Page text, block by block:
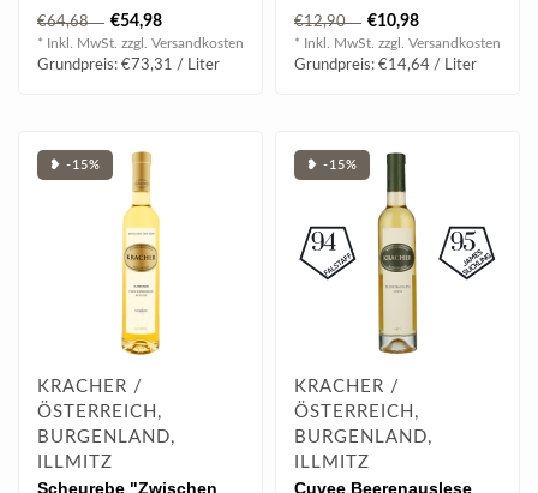
und seidiger Textur.
BEWERTUNG:
€64,68 €54,98
* Inkl. MwSt. zzgl. Versandkosten
Grundpreis: €73,31 / Liter
Früchte, sehr erfrischend,
gut ..
€12,90 €10,98
* Inkl. MwSt. zzgl. Versandkosten
Grundpreis: €14,64 / Liter
❥ -15%
KRACHER /
ÖSTERREICH,
BURGENLAND,
ILLMITZ
Scheurebe "Zwischen
❥ -15%
KRACHER /
ÖSTERREICH,
BURGENLAND,
ILLMITZ
Cuvee Beerenauslese